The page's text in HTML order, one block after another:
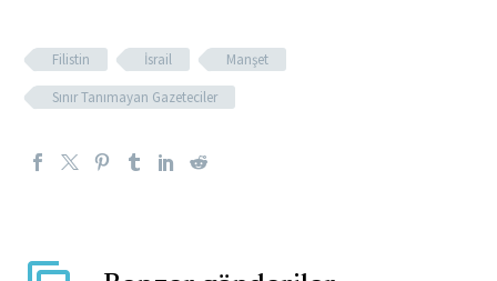
Filistin İsrail
Manşet
Sınır Tanımayan Gazeteciler